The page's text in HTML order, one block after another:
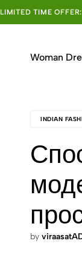
LIMITED TIME
Woman
INDIAN
by